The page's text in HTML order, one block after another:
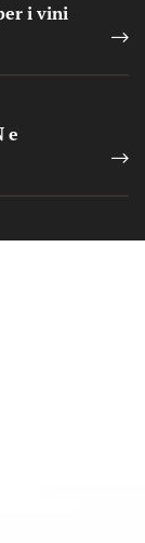
i vini
e